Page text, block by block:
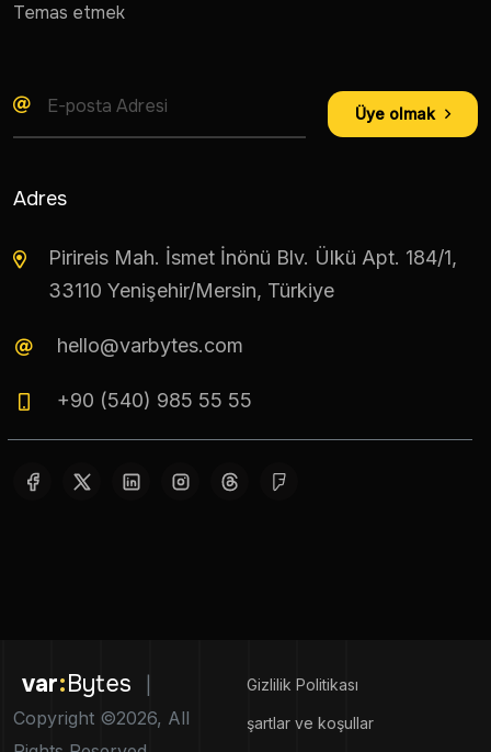
Temas etmek
Üye olmak
Adres
Pirireis Mah. İsmet İnönü Blv. Ülkü Apt. 184/1,
33110 Yenişehir/Mersin, Türkiye
hello@varbytes.com
+90 (540) 985 55 55
var:Bytes
Copyright ©2026, All
Gizlilik Politikası
şartlar ve koşullar